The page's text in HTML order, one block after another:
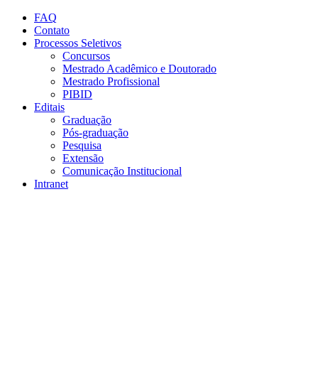
Conteúdo principal
FAQ
Contato
Processos Seletivos
Concursos
Mestrado Acadêmico e Doutorado
Mestrado Profissional
PIBID
Editais
Graduação
Pós-graduação
Pesquisa
Extensão
Comunicação Institucional
Intranet